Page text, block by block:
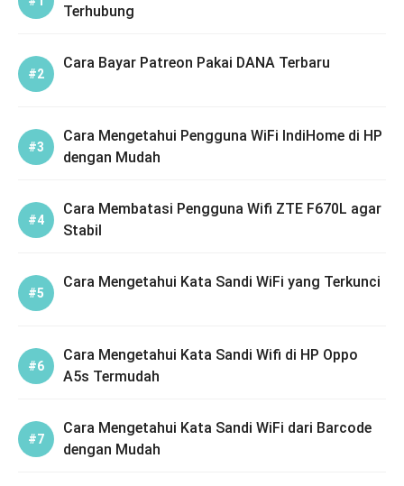
Terhubung
Cara Bayar Patreon Pakai DANA Terbaru
Cara Mengetahui Pengguna WiFi IndiHome di HP
dengan Mudah
Cara Membatasi Pengguna Wifi ZTE F670L agar
Stabil
Cara Mengetahui Kata Sandi WiFi yang Terkunci
Cara Mengetahui Kata Sandi Wifi di HP Oppo
A5s Termudah
Cara Mengetahui Kata Sandi WiFi dari Barcode
dengan Mudah